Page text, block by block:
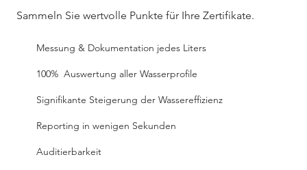
Sammeln Sie wertvolle Punkte für Ihre Zertifikate.
Messung & Dokumentation jedes Liters​​
100% Auswertung aller Wasserprofile
Signifikante Steigerung der Wassereffizienz
Reporting in wenigen Sekunden​
Auditierbarkeit​